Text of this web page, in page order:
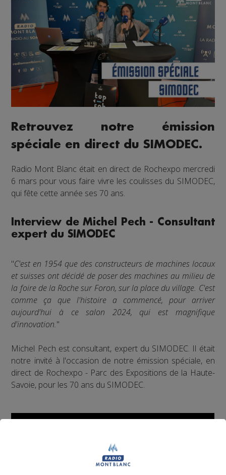
Retrouvez notre émission
spéciale en direct du SIMODEC.
Radio Mont Blanc était en direct de Rochexpo mercredi
6 mars pour vous faire vivre les coulisses du SIMODEC,
qui fête cette année ses 70 ans.
Interview de Michel Pech - Consultant
expert du SIMODEC
"C'est en 1954 que des constructeurs de machines locaux
et suisses ont décidé de poser des machines au milieu de
la foire de la Roche sur Foron, sur la place du village. C'est
comme ça que l'histoire a commencé, pour arriver
aujourd'hui à ce salon 2024, qui est magnifique
d'innovation."
Michel Pech est consultant, expert du SIMODEC. Il était
notre invité à l'occasion de notre émission spéciale, en
direct de Rochexpo - Parc des Expositions de la Haute-
Savoie, pour les 70 ans du SIMODEC.